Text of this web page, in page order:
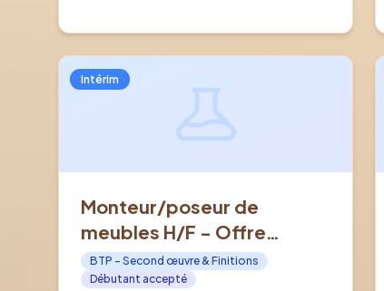
Intérim
Monteur/poseur de
meubles H/F - Offre
d'emploi en Intérim à
COMPIEGNE (60)
BTP - Second œuvre & Finitions
Débutant accepté